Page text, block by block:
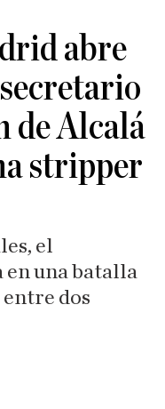
abre
de Alcalá
stripper
el
en una batalla
dos